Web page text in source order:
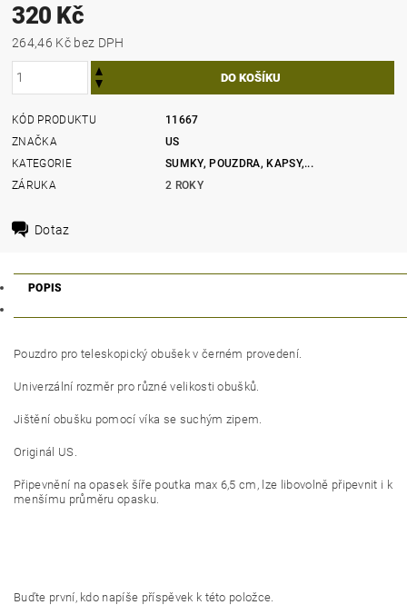
320 Kč
264,46 Kč bez DPH
KÓD PRODUKTU
11667
ZNAČKA
US
KATEGORIE
SUMKY, POUZDRA, KAPSY,...
ZÁRUKA
2 ROKY
Dotaz
POPIS
Pouzdro pro teleskopický obušek v černém provedení.
Univerzální rozměr pro různé velikosti obušků.
Jištění obušku pomocí víka se suchým zipem.
Originál US.
Připevnění na opasek šíře poutka max 6,5 cm, lze libovolně připevnit i k
menšímu průměru opasku.
Buďte první, kdo napíše příspěvek k této položce.